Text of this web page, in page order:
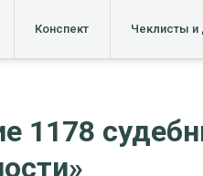
Конспект Чеклисты и
1178